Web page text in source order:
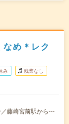
なめ＊レク
み 残業なし
藤崎宮前駅から---